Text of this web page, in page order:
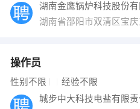
湖南金鹰锅炉科技股份有
湖南省邵阳市双清区宝
操作员
性别不限 经验不限
城步中大科技电盐有限责